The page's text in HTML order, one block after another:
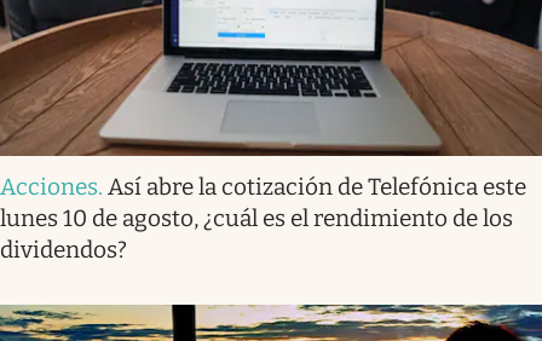
Acciones. Así abre la cotización de Telefónica este
lunes 10 de agosto, ¿cuál es el rendimiento de los
dividendos?